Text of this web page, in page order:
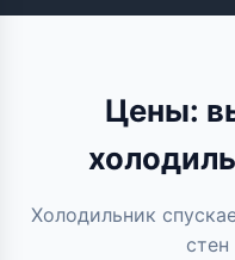
Цены:
Холодильник